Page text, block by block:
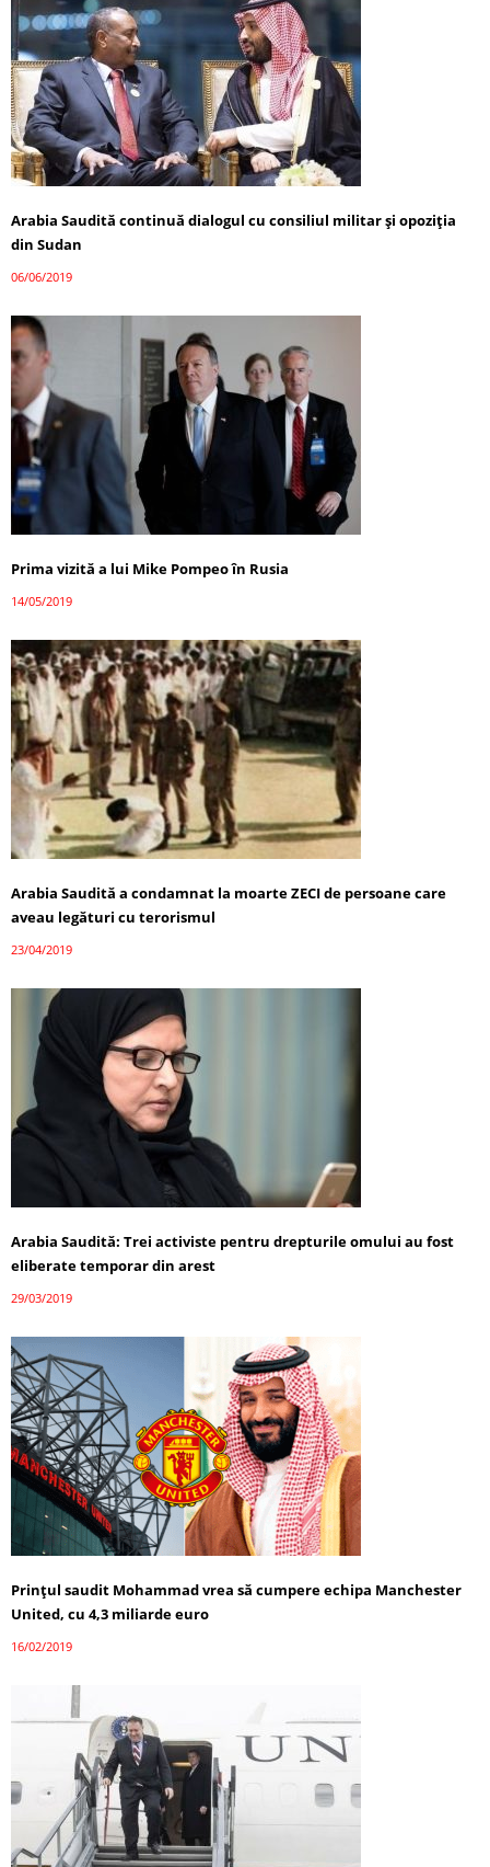
Arabia Saudită continuă dialogul cu consiliul militar şi opoziţia
din Sudan
06/06/2019
Prima vizită a lui Mike Pompeo în Rusia
14/05/2019
Arabia Saudită a condamnat la moarte ZECI de persoane care
aveau legături cu terorismul
23/04/2019
Arabia Saudită: Trei activiste pentru drepturile omului au fost
eliberate temporar din arest
29/03/2019
Prinţul saudit Mohammad vrea să cumpere echipa Manchester
United, cu 4,3 miliarde euro
16/02/2019